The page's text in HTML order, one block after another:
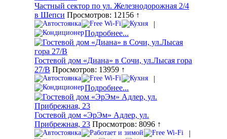
Частный сектор по ул. Железнодорожная 2/4
в Шепси Просмотров: 12156 ↑
|
Подробнее...
Гостевой дом «Диана» в Сочи, ул.Лысая гора
27/В Просмотров: 13959 ↑
|
Подробнее...
Гостевой дом «ЭрЭм» Адлер, ул.
Прибрежная, 23 Просмотров: 8096 ↑
|